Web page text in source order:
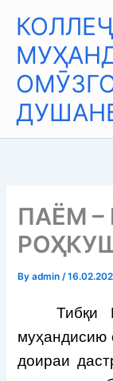
content
ПАЁМ
Byadmin/
Тибқи
муҳандисию
доираи